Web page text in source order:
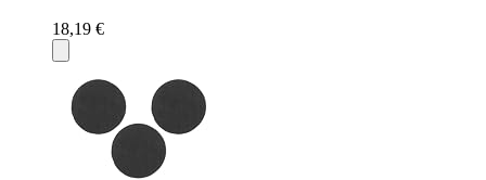
18,19 €